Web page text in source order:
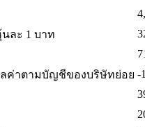
ละ 1 บาท
ค่าตามบัญชีของบริษัทย่อย -